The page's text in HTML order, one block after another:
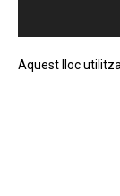
Aquest lloc